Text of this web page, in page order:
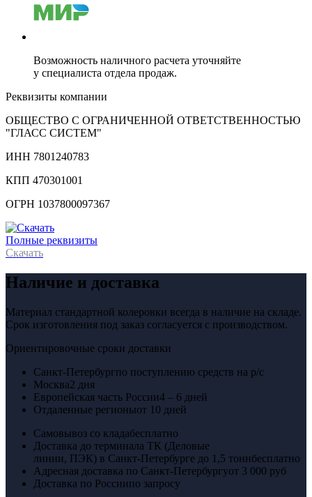
Возможность наличного расчета уточняйте
у специалиста отдела продаж.
Реквизиты компании
ОБЩЕСТВО С ОГРАНИЧЕННОЙ ОТВЕТСТВЕННОСТЬЮ
"ГЛАСС СИСТЕМ"
ИНН 7801240783
КПП 470301001
ОГРН 1037800097367
Полные реквизиты
Скачать
Наличие и доставка
Материал стандартной колеровки всегда в наличие на складе.
Срок изготовления под заказ согласуется с производством.
Ориентировочные сроки доставки
Санкт-Петербургпо поступлению средств на р/с
Москва2 дня
Европейская часть России4 – 6 дней
Отдаленные регионыот 10 дней
Самовывоз со кладабесплатно
Доставка до терминала ТК (Деловые
линии, ПЭК) в Санкт-Петербурге до 1,5 тоннбесплатно
Адресная доставка по Санкт-Петербургуот 3 000 руб
Доставка по Россиипо запросу